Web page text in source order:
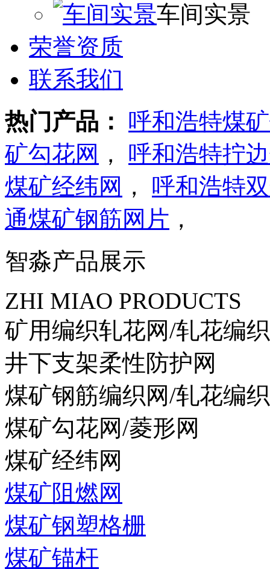
车间实景
荣誉资质
联系我们
热门产品：
呼和浩特煤
矿勾花网 ， 呼和浩特拧
煤矿经纬网 ， 呼和浩特
通煤矿钢筋网片 ，
智淼产品展示
ZHI MIAO PRODUCTS
矿用编织轧花网/轧花编
井下支架柔性防护网
煤矿钢筋编织网/轧花编
煤矿勾花网/菱形网
煤矿经纬网
煤矿阻燃网
煤矿钢塑格栅
煤矿锚杆